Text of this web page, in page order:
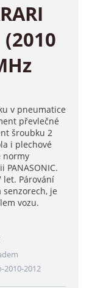
(2010
v pneumatice
převlečné
šroubku 2
i plechové
normy
let. Párování
je
vozu.
2012